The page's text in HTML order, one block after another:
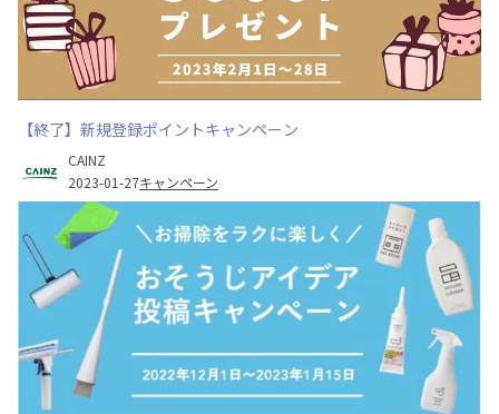
【終了】新規登録ポイントキャンペーン
CAINZ
2023-01-27キャンペーン